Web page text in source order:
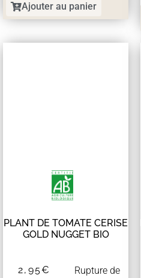
Ajouter au panier
PLANT DE TOMATE CERISE
GOLD NUGGET BIO
2,95€
Rupture de